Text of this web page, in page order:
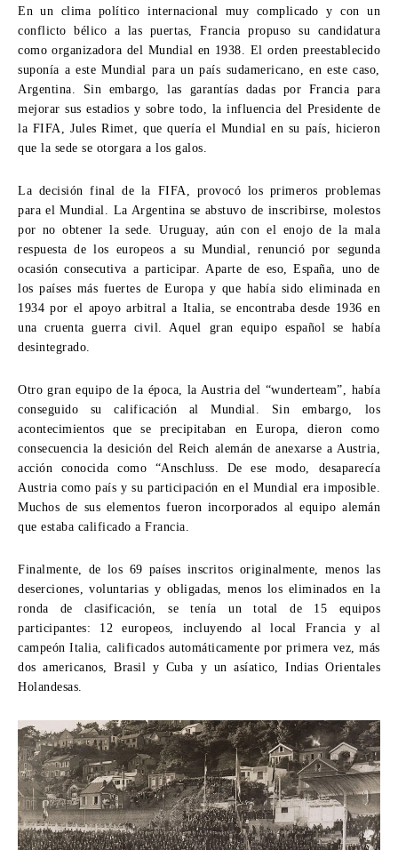
En un clima político internacional muy complicado y con un
conflicto bélico a las puertas, Francia propuso su candidatura
como organizadora del Mundial en 1938. El orden preestablecido
suponía a este Mundial para un país sudamericano, en este caso,
Argentina. Sin embargo, las garantías dadas por Francia para
mejorar sus estadios y sobre todo, la influencia del Presidente de
la FIFA, Jules Rimet, que quería el Mundial en su país, hicieron
que la sede se otorgara a los galos.
La decisión final de la FIFA, provocó los primeros problemas
para el Mundial. La Argentina se abstuvo de inscribirse, molestos
por no obtener la sede. Uruguay, aún con el enojo de la mala
respuesta de los europeos a su Mundial, renunció por segunda
ocasión consecutiva a participar. Aparte de eso, España, uno de
los países más fuertes de Europa y que había sido eliminada en
1934 por el apoyo arbitral a Italia, se encontraba desde 1936 en
una cruenta guerra civil. Aquel gran equipo español se había
desintegrado.
Otro gran equipo de la época, la Austria del “wunderteam”, había
conseguido su calificación al Mundial. Sin embargo, los
acontecimientos que se precipitaban en Europa, dieron como
consecuencia la desición del Reich alemán de anexarse a Austria,
acción conocida como “Anschluss. De ese modo, desaparecía
Austria como país y su participación en el Mundial era imposible.
Muchos de sus elementos fueron incorporados al equipo alemán
que estaba calificado a Francia.
Finalmente, de los 69 países inscritos originalmente, menos las
deserciones, voluntarias y obligadas, menos los eliminados en la
ronda de clasificación, se tenía un total de 15 equipos
participantes: 12 europeos, incluyendo al local Francia y al
campeón Italia, calificados automáticamente por primera vez, más
dos americanos, Brasil y Cuba y un asíatico, Indias Orientales
Holandesas.